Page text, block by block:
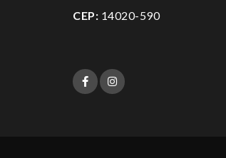
CEP: 14020-590